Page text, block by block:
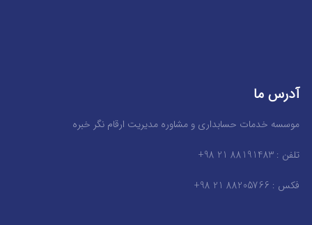
آدرس ما
موسسه خدمات حسابداری و مشاوره مدیریت ارقام نگر خبره
تلفن : 88191483 21 98+
فکس : 88205766 21 98+